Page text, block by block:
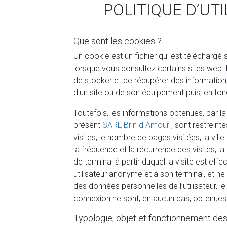
POLITIQUE
Que sont les cookies ?
Un cookie est un fichier qui est
lorsque vous consultez certains sites
de stocker et de récupérer des
d'un site ou de son équipement puis, en
Toutefois, les informations obtenues, par
présent SARL Brin d Amour , sont
visites, le nombre de pages visitées, la
la fréquence et la récurrence des visites,
de terminal à partir duquel la visite est
utilisateur anonyme et à son terminal, et
des données personnelles de l’utilisateur,
connexion ne sont, en aucun cas,
Typologie, objet et fonctionnement